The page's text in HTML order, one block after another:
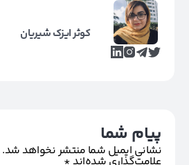
کوثر ایزک شیریان
پیام شما
نشانی ایمیل شما منتشر نخواهد شد.